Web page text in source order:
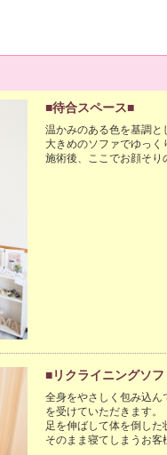
■待合スペース■
温かみのある色を基調と
大きめのソファでゆっく
施術後、ここでお顔そり
■リクライニングソフ
全身をやさしく包み込
を受けていただきます。
足を伸ばして体を倒し
そのまま寝てしまうお客